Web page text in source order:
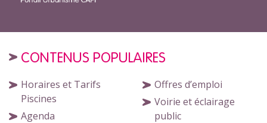
CONTENUS POPULAIRES
Horaires et Tarifs
Piscines
Agenda
Offres d’emploi
Voirie et éclairage
public